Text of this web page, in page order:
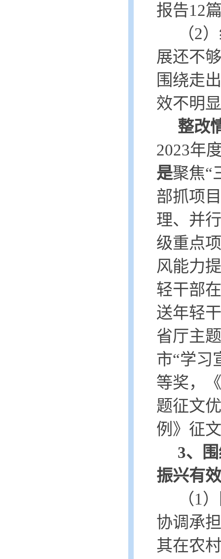
报告12
（2）
展还不
围绕走
效不明
整改
2023年
是聚焦“
部抓项
理、并
级重点
风能力
轻干部
送年轻
省厅主
市“学习
等奖，
题征文
例》征
3、
振兴有
（1）
协调承
其在农